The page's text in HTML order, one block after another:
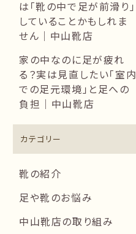
は「靴の中で足が前滑り」
していることかもしれま
せん｜中山靴店
家の中なのに足が疲れ
る？実は見直したい「室内
での足元環境」と足への
負担｜中山靴店
カテゴリー
靴の紹介
足や靴のお悩み
中山靴店の取り組み